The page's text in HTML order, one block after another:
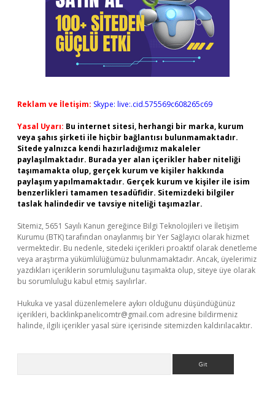
Reklam ve İletişim: Skype: live:.cid.575569c608265c69
Yasal Uyarı: Bu internet sitesi, herhangi bir marka, kurum
veya şahıs şirketi ile hiçbir bağlantısı bulunmamaktadır.
Sitede yalnızca kendi hazırladığımız makaleler
paylaşılmaktadır. Burada yer alan içerikler haber niteliği
taşımamakta olup, gerçek kurum ve kişiler hakkında
paylaşım yapılmamaktadır. Gerçek kurum ve kişiler ile isim
benzerlikleri tamamen tesadüfidir. Sitemizdeki bilgiler
taslak halindedir ve tavsiye niteliği taşımazlar.
Sitemiz, 5651 Sayılı Kanun gereğince Bilgi Teknolojileri ve İletişim
Kurumu (BTK) tarafından onaylanmış bir Yer Sağlayıcı olarak hizmet
vermektedir. Bu nedenle, sitedeki içerikleri proaktif olarak denetleme
veya araştırma yükümlülüğümüz bulunmamaktadır. Ancak, üyelerimiz
yazdıkları içeriklerin sorumluluğunu taşımakta olup, siteye üye olarak
bu sorumluluğu kabul etmiş sayılırlar.
Hukuka ve yasal düzenlemelere aykırı olduğunu düşündüğünüz
içerikleri, backlinkpanelicomtr@gmail.com adresine bildirmeniz
halinde, ilgili içerikler yasal süre içerisinde sitemizden kaldırılacaktır.